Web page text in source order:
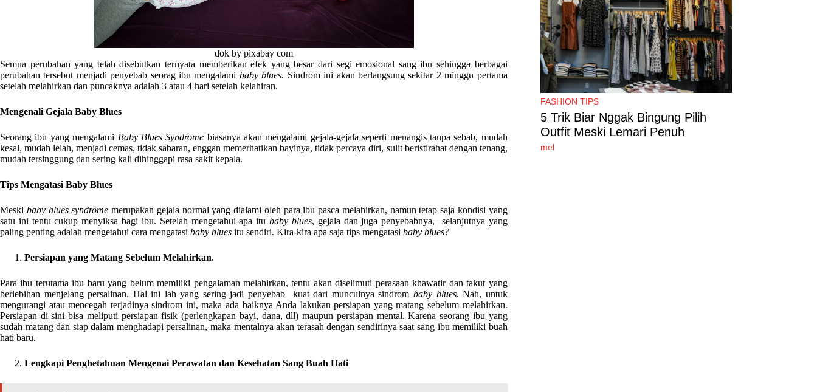
dok by pixabay com
Semua perubahan yang telah disebutkan ternyata memberikan efek yang besar dari segi emosional sang ibu sehingga berbagai
perubahan tersebut menjadi penyebab seorag ibu mengalami baby blues. Sindrom ini akan berlangsung sekitar 2 minggu pertama
setelah melahirkan dan puncaknya adalah 3 atau 4 hari setelah kelahiran.
Mengenali Gejala Baby Blues
Seorang ibu yang mengalami Baby Blues Syndrome biasanya akan mengalami gejala-gejala seperti menangis tanpa sebab, mudah
kesal, mudah lelah, menjadi cemas, tidak sabaran, enggan memerhatikan bayinya, tidak percaya diri, sulit beristirahat dengan tenang,
mudah tersinggung dan sering kali dihinggapi rasa sakit kepala.
Tips Mengatasi Baby Blues
Meski baby blues syndrome merupakan gejala normal yang dialami oleh para ibu pasca melahirkan, namun tetap saja kondisi yang
satu ini tentu cukup menyiksa bagi ibu. Setelah mengetahui apa itubaby blues, gejala dan juga penyebabnya, selanjutnya yang
paling penting adalah mengetahui cara mengatasi baby blues itu sendiri. Kira-kira apa saja tips mengatasi baby blues?
Persiapan yang Matang Sebelum Melahirkan.
Para ibu terutama ibu baru yang belum memiliki pengalaman melahirkan, tentu akan diselimuti perasaan khawatir dan takut yang
berlebihan menjelang persalinan. Hal ini lah yang sering jadi penyebab kuat dari munculnya sindrombaby blues. Nah, untuk
mengurangi atau mencegah terjadinya sindrom ini, maka ada baiknya Anda lakukan persiapan yang matang sebelum melahirkan.
Persiapan di sini bisa meliputi persiapan fisik (perlengkapan bayi, dana, dll) maupun persiapan mental. Karena seorang ibu yang
sudah matang dan siap dalam menghadapi persalinan, maka mentalnya akan terasah dengan sendirinya saat sang ibu memiliki buah
hati baru.
Lengkapi Penghetahuan Mengenai Perawatan dan Kesehatan Sang Buah Hati
FASHION TIPS
5 Trik Biar Nggak Bingung Pilih
Outfit Meski Lemari Penuh
mel